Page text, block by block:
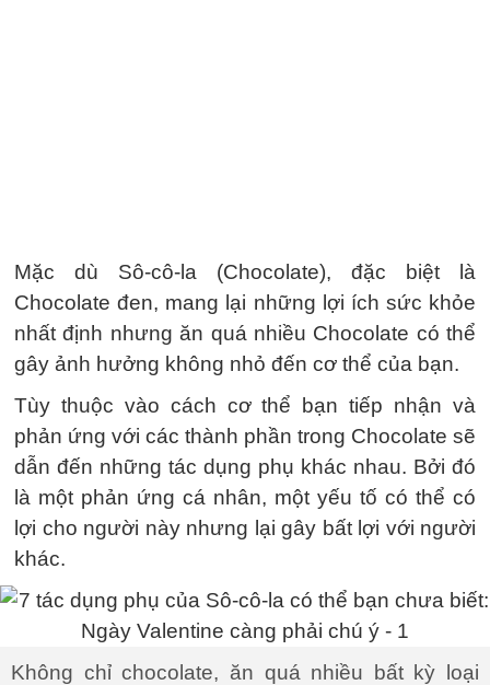
Mặc dù Sô-cô-la (Chocolate), đặc biệt là
Chocolate đen, mang lại những lợi ích sức khỏe
nhất định nhưng ăn quá nhiều Chocolate có thể
gây ảnh hưởng không nhỏ đến cơ thể của bạn.
Tùy thuộc vào cách cơ thể bạn tiếp nhận và
phản ứng với các thành phần trong Chocolate sẽ
dẫn đến những tác dụng phụ khác nhau. Bởi đó
là một phản ứng cá nhân, một yếu tố có thể có
lợi cho người này nhưng lại gây bất lợi với người
khác.
Không chỉ chocolate, ăn quá nhiều bất kỳ loại